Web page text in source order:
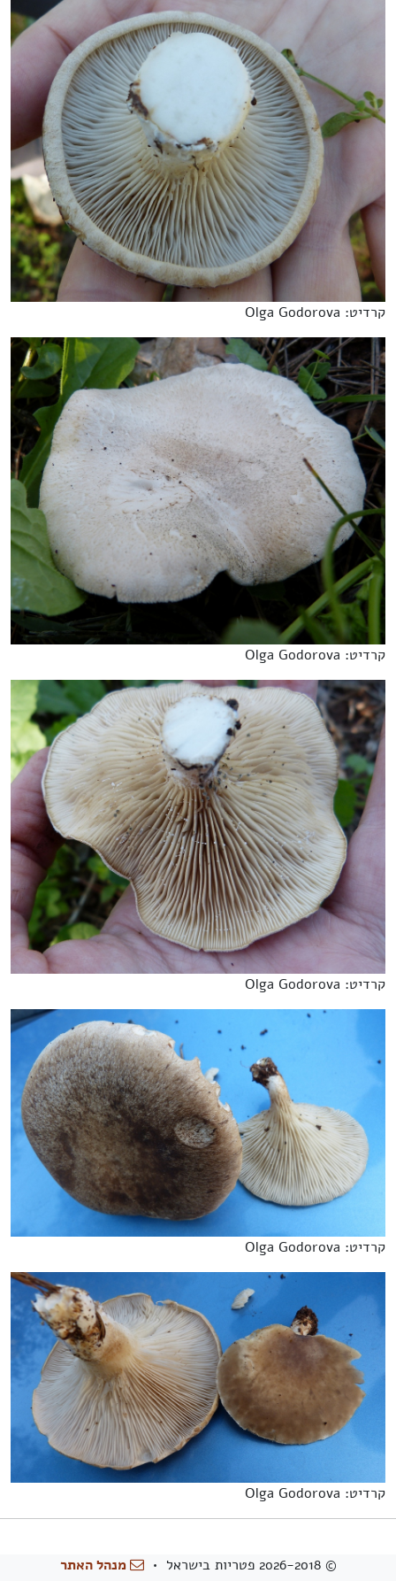
קרדיט: Olga Godorova
קרדיט: Olga Godorova
קרדיט: Olga Godorova
קרדיט: Olga Godorova
קרדיט: Olga Godorova
© 2026-2018 פטריות בישראל •
מנהל האתר